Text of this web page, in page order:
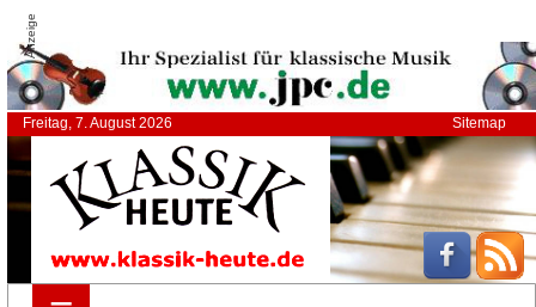
Anzeige
Freitag, 7. August 2026 Sitemap